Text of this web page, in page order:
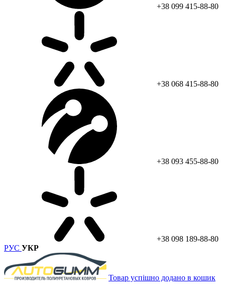
+38 099 415-88-80
+38 068 415-88-80
+38 093 455-88-80
+38 098 189-88-80
РУС УКР
Товар успішно додано в кошик